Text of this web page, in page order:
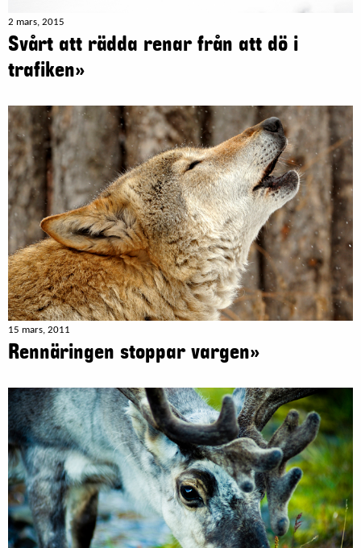
2 mars, 2015
Svårt att rädda renar från att dö i
trafiken»
15 mars, 2011
Rennäringen stoppar vargen»